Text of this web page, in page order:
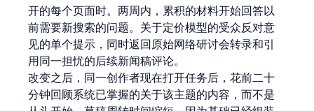
开的每个页面时。两周内，累积的材料开始回答以
前需要新搜索的问题。关于定价模型的受众反对意
见的单个提示，同时返回原始网络研讨会转录和引
用同一担忧的后续新闻稿评论。
改变之后，同一创作者现在打开任务后，花前二十
分钟回顾系统已掌握的关于该主题的内容，而不是